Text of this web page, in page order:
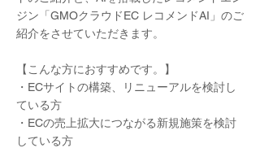
ジン「GMOクラウドEC レコメンドAI」のご
紹介をさせていただきます。
【こんな方におすすめです。】
・ECサイトの構築、リニューアルを検討し
ている方
・ECの売上拡大につながる新規施策を検討
している方